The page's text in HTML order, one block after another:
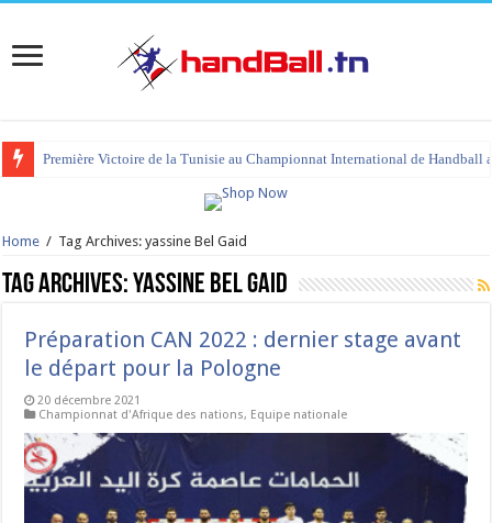
Première Victoire de la Tunisie au Championnat International de Handball
Home / Tag Archives: yassine Bel Gaid
Tag Archives:yassine Bel Gaid
Préparation CAN 2022 : dernier stage avant
le départ pour la Pologne
20 décembre 2021
Championnat d'Afrique des nations, Equipe nationale